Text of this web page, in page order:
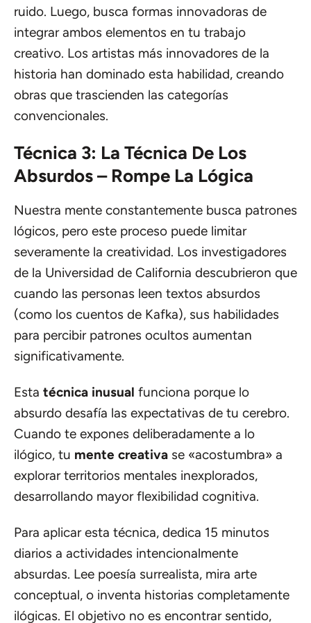
ruido. Luego, busca formas innovadoras de
integrar ambos elementos en tu trabajo
creativo. Los artistas más innovadores de la
historia han dominado esta habilidad, creando
obras que trascienden las categorías
convencionales.
Técnica 3: La Técnica De Los
Absurdos – Rompe La Lógica
Nuestra mente constantemente busca patrones
lógicos, pero este proceso puede limitar
severamente la creatividad. Los investigadores
de la Universidad de California descubrieron que
cuando las personas leen textos absurdos
(como los cuentos de Kafka), sus habilidades
para percibir patrones ocultos aumentan
significativamente.
Esta técnica inusual funciona porque lo
absurdo desafía las expectativas de tu cerebro.
Cuando te expones deliberadamente a lo
ilógico, tu mente creativa se «acostumbra» a
explorar territorios mentales inexplorados,
desarrollando mayor flexibilidad cognitiva.
Para aplicar esta técnica, dedica 15 minutos
diarios a actividades intencionalmente
absurdas. Lee poesía surrealista, mira arte
conceptual, o inventa historias completamente
ilógicas. El objetivo no es encontrar sentido,